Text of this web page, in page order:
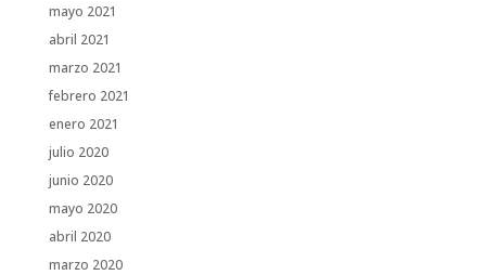
mayo 2021
abril 2021
marzo 2021
febrero 2021
enero 2021
julio 2020
junio 2020
mayo 2020
abril 2020
marzo 2020